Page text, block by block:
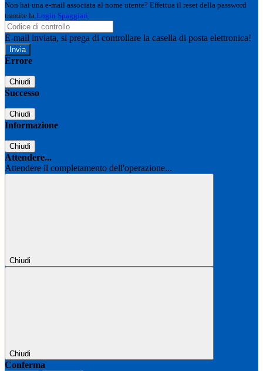
Non hai una e-mail associata al nome utente? Effettua il reset della password
tramite la Login Spaggiari
E-mail inviata, si prega di controllare la casella di posta elettronica!
Errore
Chiudi
Successo
Chiudi
Informazione
Chiudi
Attendere...
Attendere il completamento dell'operazione...
Chiudi
Chiudi
Conferma